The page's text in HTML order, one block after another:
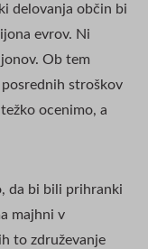
delovanja občin bi
evrov. Ni
Ob tem
stroškov
ocenimo, a
da bi bili prihranki
majhni v
to združevanje